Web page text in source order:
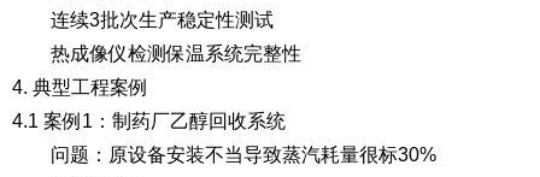
连续3批次生产稳定性测试
热成像仪检测保温系统完整性
4. 典型工程案例
4.1 案例1：制药厂乙醇回收系统
问题 ：原设备安装不当导致蒸汽耗量很标30%